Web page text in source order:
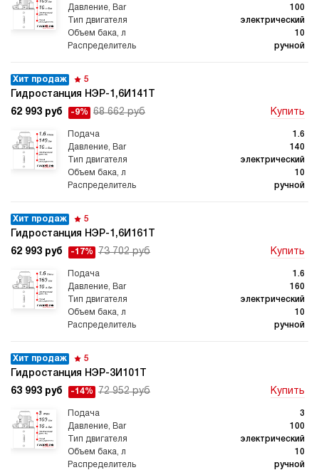
100
электрический
10
ручной
Гидростанция НЭР-1,6И141Т
Хит продаж 5
62 993 руб -9% 68 662 руб Купить
1.6
140
электрический
10
ручной
Гидростанция НЭР-1,6И161Т
Хит продаж 5
62 993 руб -17% 73 702 руб Купить
1.6
160
электрический
10
ручной
Гидростанция НЭР-3И101Т
Хит продаж 5
63 993 руб -14% 72 952 руб Купить
3
100
электрический
10
ручной